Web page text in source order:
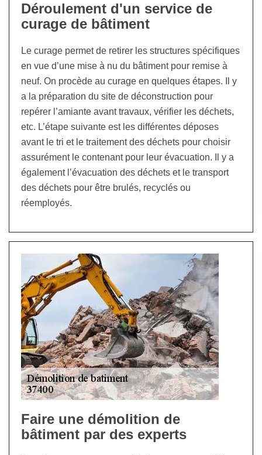
Déroulement d'un service de
curage de bâtiment
Le curage permet de retirer les structures spécifiques
en vue d’une mise à nu du bâtiment pour remise à
neuf. On procède au curage en quelques étapes. Il y
a la préparation du site de déconstruction pour
repérer l’amiante avant travaux, vérifier les déchets,
etc. L’étape suivante est les différentes déposes
avant le tri et le traitement des déchets pour choisir
assurément le contenant pour leur évacuation. Il y a
également l’évacuation des déchets et le transport
des déchets pour être brulés, recyclés ou
réemployés.
Faire une démolition de
bâtiment par des experts